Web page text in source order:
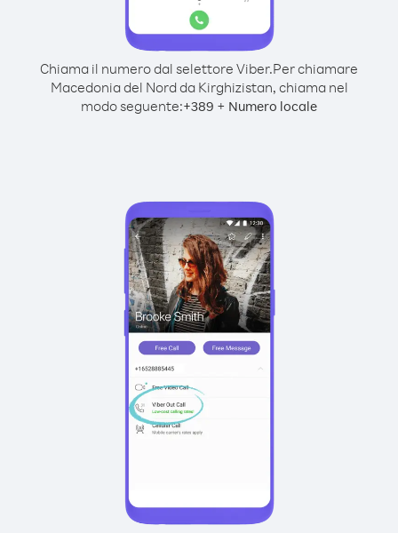
Chiama il numero dal selettore Viber.Per chiamare
Macedonia del Nord da Kirghizistan, chiama nel
modo seguente:+389 + Numero locale